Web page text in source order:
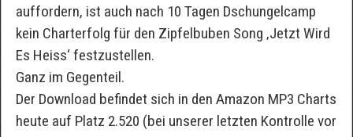
auffordern, ist auch nach 10 Tagen Dschungelcamp
kein Charterfolg für den Zipfelbuben Song ‚Jetzt Wird
Es Heiss‘ festzustellen.
Ganz im Gegenteil.
Der Download befindet sich in den Amazon MP3 Charts
heute auf Platz 2.520 (bei unserer letzten Kontrolle vor